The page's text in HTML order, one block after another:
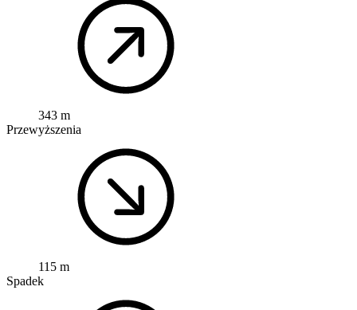
343 m
Przewyższenia
115 m
Spadek